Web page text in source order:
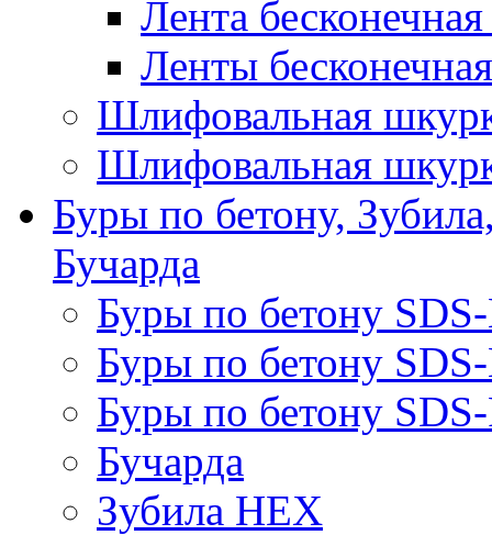
Лента
Ленты
Шлифовальная
Шлифовальная
Буры по бетону,
Бучарда
Буры по бетону
Буры по бетону
Буры по бетону
Бучарда
Зубила HEX